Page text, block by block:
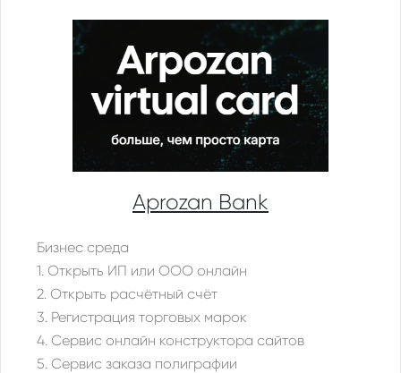
Бизнес среда
1. Открыть ИП или ООО онлайн
2. Открыть расчётный счёт
3. Регистрация торговых марок
4. Сервис онлайн конструктора сайтов
5. Сервис заказа полиграфии
Aprozan Bank